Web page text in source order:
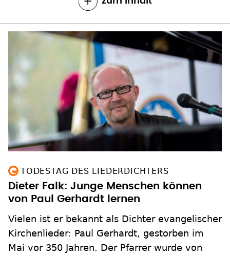
TODESTAG DES LIEDERDICHTERS
Dieter Falk: Junge Menschen können
von Paul Gerhardt lernen
Vielen ist er bekannt als Dichter evangelischer
Kirchenlieder: Paul Gerhardt, gestorben im
Mai vor 350 Jahren. Der Pfarrer wurde von